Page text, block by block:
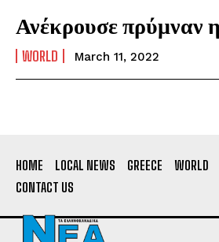
Ανέκρουσε πρύμναν
WORLD March 11, 2022
HOME LOCAL NEWS GREECE WORLD
CONTACT US